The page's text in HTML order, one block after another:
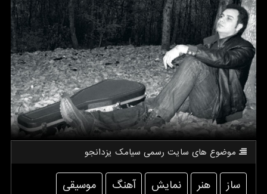
موضوع های سایت رسمی سیامك یزدانجو
ساز هنر نمایش آهنگ
موسیقی